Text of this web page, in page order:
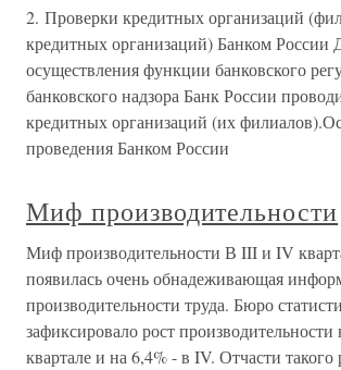
2. Проверки кредитных организаций
кредитных организаций) Банком России
осуществления функции банковского
банковского надзора Банк России
кредитных организаций (их
проведения Банком России
Миф производительности
Миф производительности В III и IV
появилась очень обнадеживающая
производительности труда. Бюро
зафиксировало рост
квартале и на 6,4% - в IV. Отчасти